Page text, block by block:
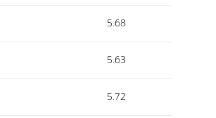
5.68
5.63
5.72